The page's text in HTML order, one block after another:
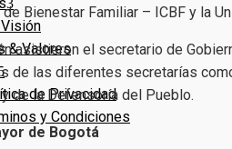
& Valores
de Privacidad
y Condiciones
Bienestar Familiar – ICBF y la
asistieron el secretario de
de las diferentes secretarías
de la Defensoría del Pueblo.
de Bogotá